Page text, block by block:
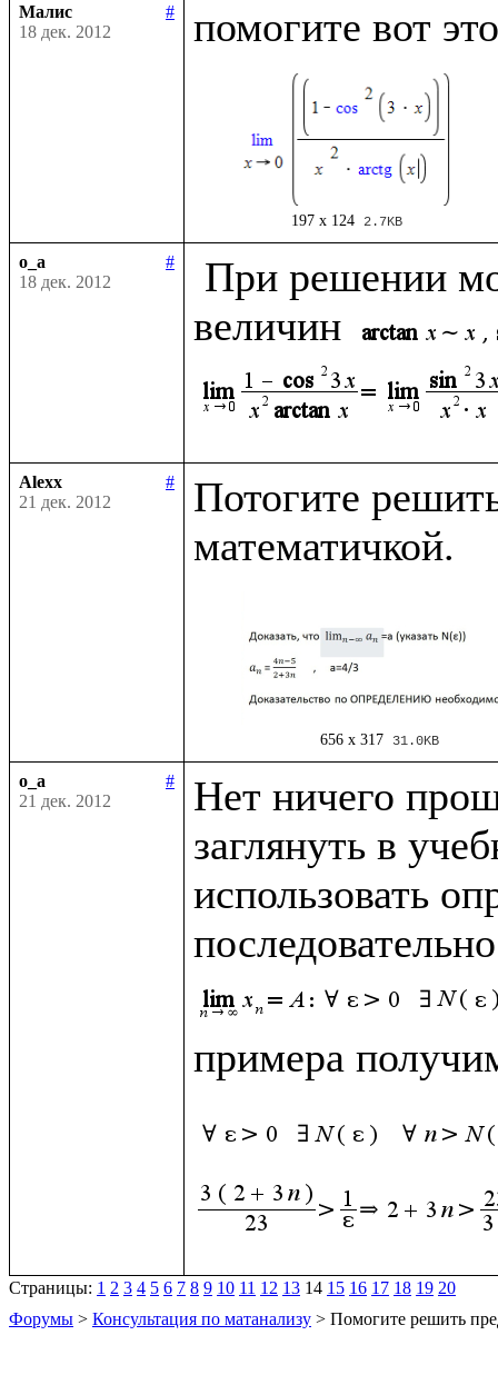
Малис
#
18 дек. 2012
197 x 124 2.7KB
o_a
#
18 дек. 2012
величин
Alexx
#
21 дек. 2012
Потогите
656 x 317 31.0KB
o_a
#
21 дек. 2012
Нет ничего
заглянуть в
использовать
примера
Страницы: 1 2 3 4 5 6 7 8 9 10 11 12 13 14 15 16 17 18 19 20
Форумы > Консультация по матанализу > Помогите решить